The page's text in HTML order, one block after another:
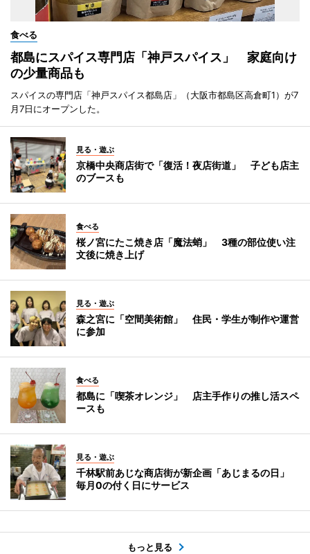
食べる
都島にスパイス専門店「神戸スパイス」 家庭向け
の少量商品も
スパイスの専門店「神戸スパイス都島店」（大阪市都島区高倉町1）が7
月7日にオープンした。
見る・遊ぶ
京橋中央商店街で「復活！夜店街道」 子ども店主
のブースも
食べる
桜ノ宮にたこ焼き店「魔法蛸」 3種の部位使い注
文後に焼き上げ
見る・遊ぶ
森之宮に「空間美術館」 住民・学生が制作や運営
に参加
食べる
都島に「喫茶オレンジ」 店主手作りの推し活スペ
ースも
見る・遊ぶ
千林駅前あじな商店街が新企画「あじまるの日」
毎月0の付く日にサービス
もっと見る